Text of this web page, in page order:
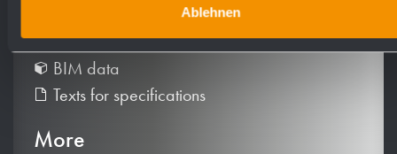
Ablehnen
Tec. drawing (PDF)
Tec. drawing (DXF)
BIM data
Texts for specifications
More